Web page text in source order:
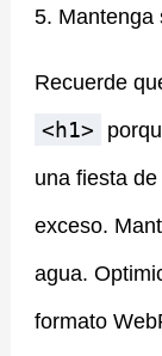
5. Mantenga
Recuerde
<h1>
una fiesta
exceso.
agua.
formato